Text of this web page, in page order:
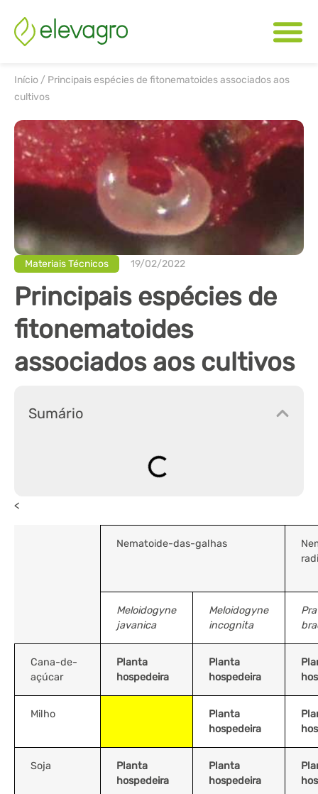
Início / Principais espécies de fitonematoides associados aos
cultivos
Materiais Técnicos 19/02/2022
Principais espécies de
fitonematoides
associados aos cultivos
Sumário
<
Nematoide-das-galhas
Meloidogyne
javanica
Meloidogyne
incognita
Cana-de-
açúcar
Planta
hospedeira
Planta
hospedeira
Milho
Planta
hospedeira
Soja
Planta
hospedeira
Planta
hospedeira